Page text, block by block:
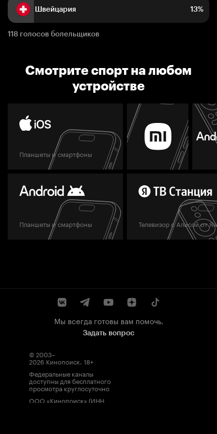
Швейцария 13%
118 голосов болельщиков
Смотрите спорт на любом
устройстве
Планшеты и смартфоны
Планшеты и смартфоны Телевизор с Алисой от
Мы всегда готовы вам помочь.
Задать вопрос
© 2003–
2026 Кинопоиск 18+
Федеральные каналы
доступны для бесплатного
просмотра круглосуточно
ООО «Кинопоиск» (ИНН